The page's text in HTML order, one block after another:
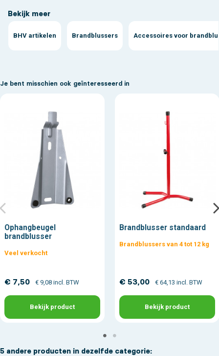
Bekijk meer
BHV artikelen Brandblussers Accessoires voor
Je bent misschien ook geïnteresseerd in
Ophangbeugel
brandblusser
Veel verkocht
€ 7,50 € 9,08 incl. BTW
Bekijk product
Brandblusser standaard
Brandblussers van 4 tot 12 kg
€ 53,00 € 64,13 incl. BTW
Bekijk product
5 andere producten in dezelfde categorie: